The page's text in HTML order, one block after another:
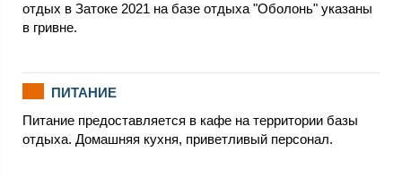
отдых в Затоке 2021 на базе отдыха "Оболонь" указаны
в гривне.
ПИТАНИЕ
Питание предоставляется в кафе на территории базы
отдыха. Домашняя кухня, приветливый персонал.